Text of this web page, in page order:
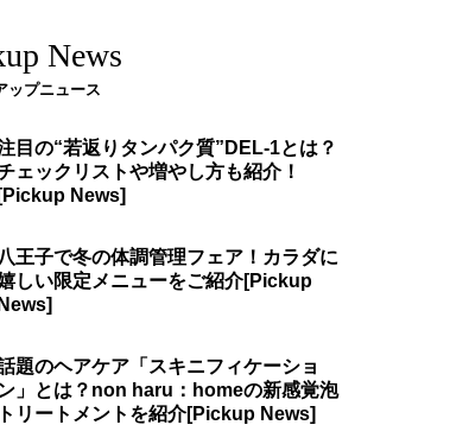
News
ップニュース
目の“若返りタンパク質”DEL-1とは？
ェックリストや増やし方も紹介！
八王子で冬の体調管理フェア！カラダに
しい限定メニューをご紹介
題のヘアケア「スキニフィケーショ
ン」とは？non haru：homeの新感覚泡
トリートメントを紹介